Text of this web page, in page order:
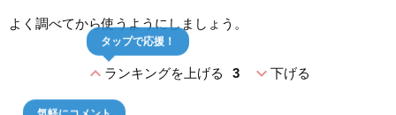
よく調べてから使うようにしましょう。
expand_lessランキングを上げる 3
タップで応援！
expand_more下げる
気軽にコメント